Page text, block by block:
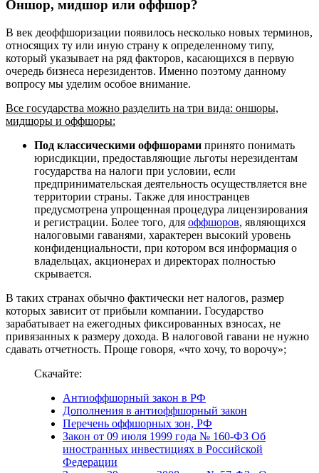
Оншор, мидшор или оффшор?
В век деоффшоризации появилось несколько новых терминов,
относящих ту или иную страну к определенному типу,
который указывает на ряд факторов, касающихся в первую
очередь бизнеса нерезидентов. Именно поэтому данному
вопросу мы уделим особое внимание.
Все государства можно разделить на три вида: оншоры,
мидшоры и оффшоры:
Под классическими оффшорами принято понимать
юрисдикции, предоставляющие льготы нерезидентам
государства на налоги при условии, если
предпринимательская деятельность осуществляется вне
территории страны. Также для иностранцев
предусмотрена упрощенная процедура лицензирования
и регистрации. Более того, для оффшоров, являющихся
налоговыми гаванями, характерен высокий уровень
конфиденциальности, при котором вся информация о
владельцах, акционерах и директорах полностью
скрывается.
В таких странах обычно фактически нет налогов, размер
которых зависит от прибыли компании. Государство
зарабатывает на ежегодных фиксированных взносах, не
привязанных к размеру дохода. В налоговой гавани не нужно
сдавать отчетность. Проще говоря, «что хочу, то ворочу»;
Скачайте:
Антиоффшорный закон в РФ
Дополнения в антиоффшорный закон
Перечень оффшорных зон, РФ
Закон от 09 июля 1999 года № 160-ФЗ Об
иностранных инвестициях в Российской
Федерации